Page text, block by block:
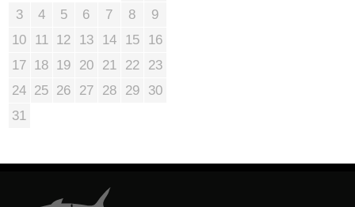
3
4 5 6 7 8
9
10
11 12 13 14 15
16
17 18 19 20 21 22
23
24 25 26 27 28 29
30
31